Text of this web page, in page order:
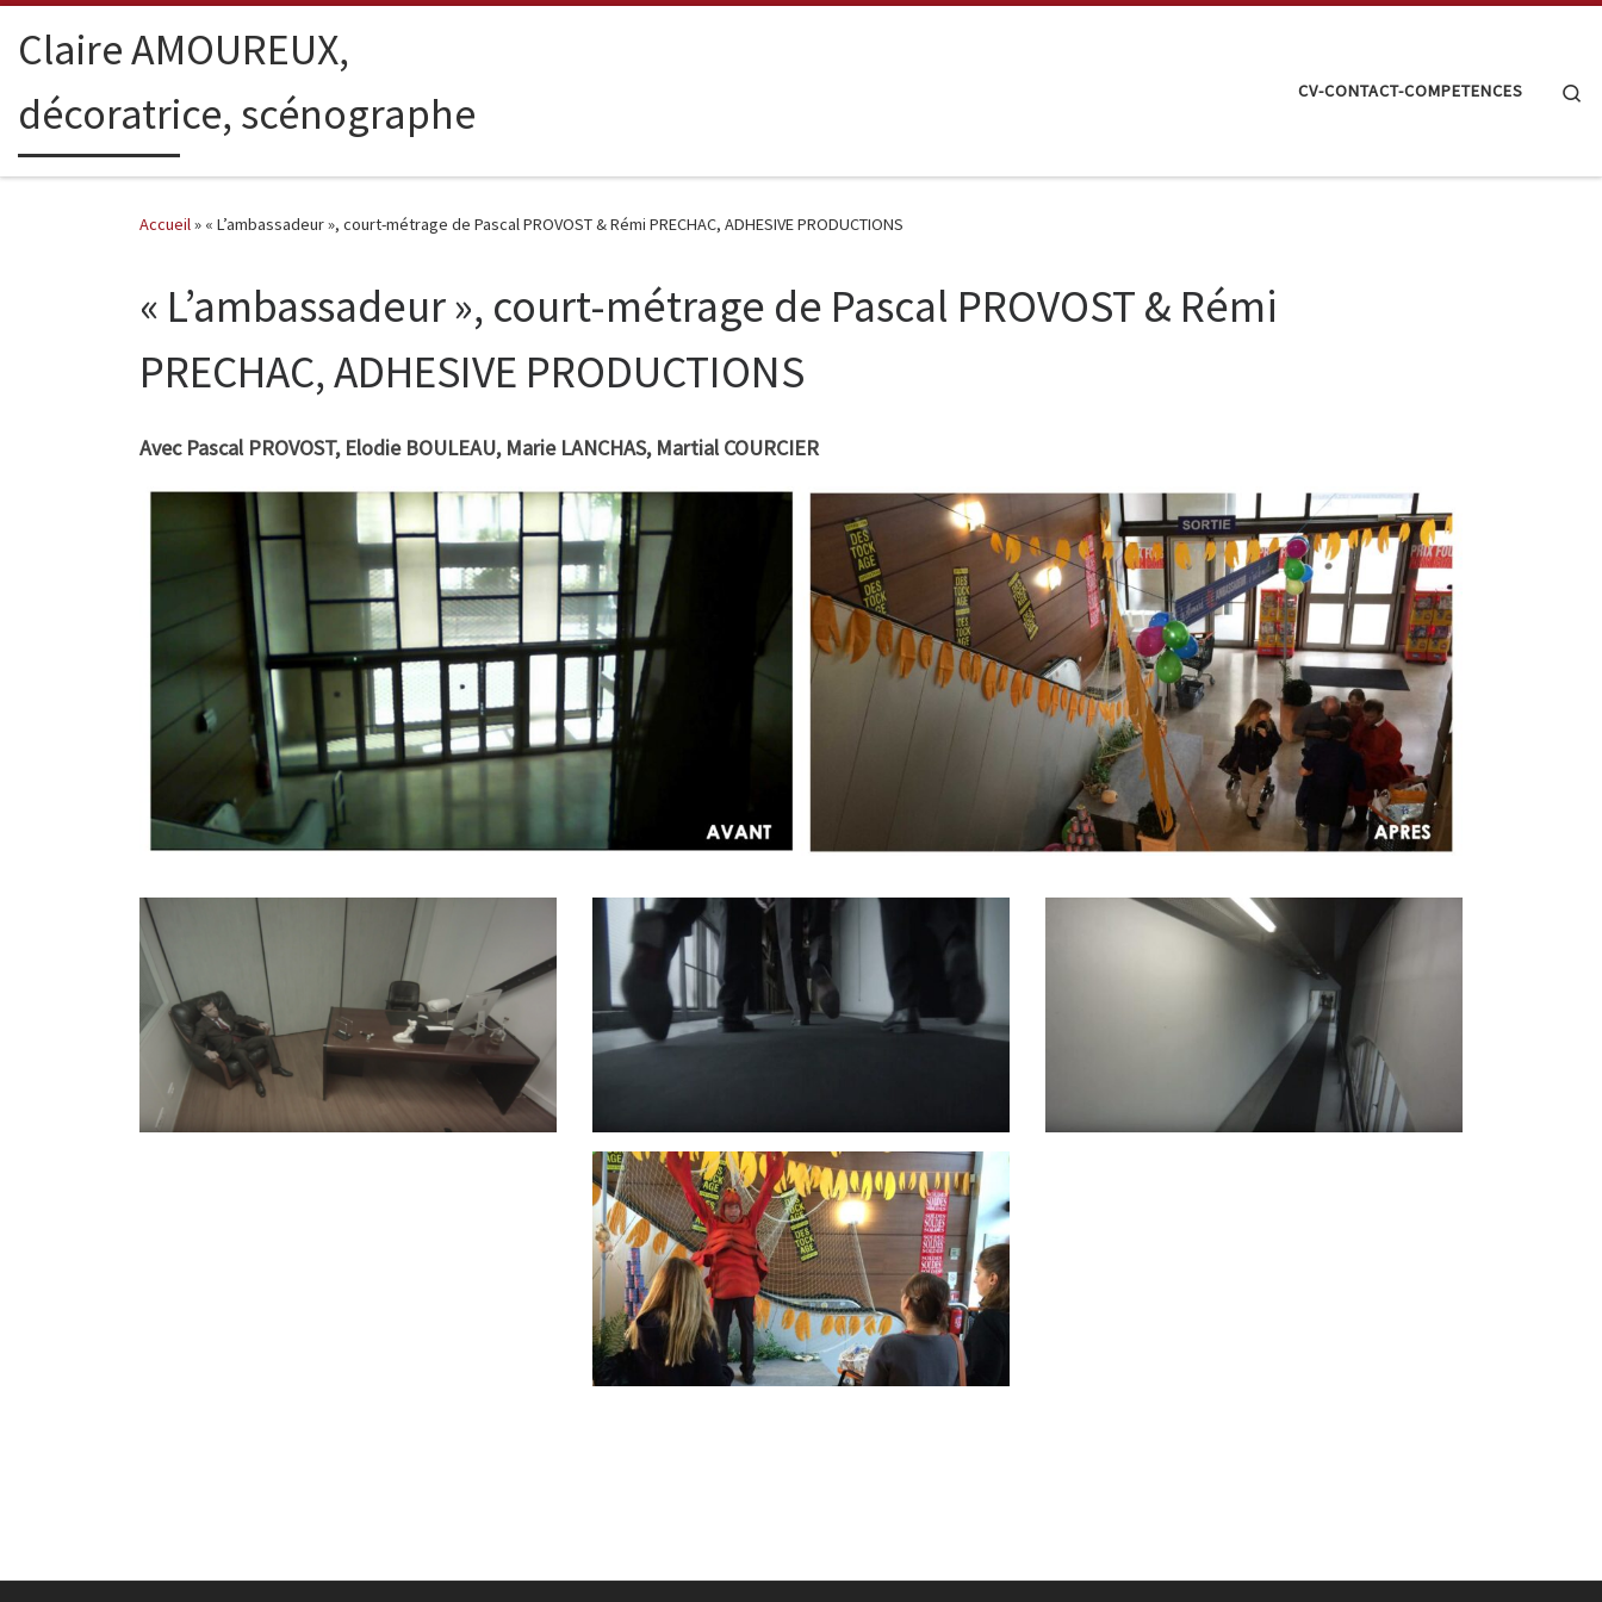
Passer au contenu
Claire AMOUREUX,
décoratrice, scénographe
CV-CONTACT-COMPETENCES
Accueil» « L’ambassadeur », court-métrage de Pascal PROVOST & Rémi PRECHAC, ADHESIVE PRODUCTIONS
« L’ambassadeur », court-métrage de Pascal PROVOST & Rémi
PRECHAC, ADHESIVE PRODUCTIONS
Avec Pascal PROVOST, Elodie BOULEAU, Marie LANCHAS, Martial COURCIER